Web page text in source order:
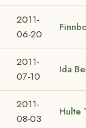
2011-
06-20
2011-
07-10
Ida
2011-
08-03
Hulte